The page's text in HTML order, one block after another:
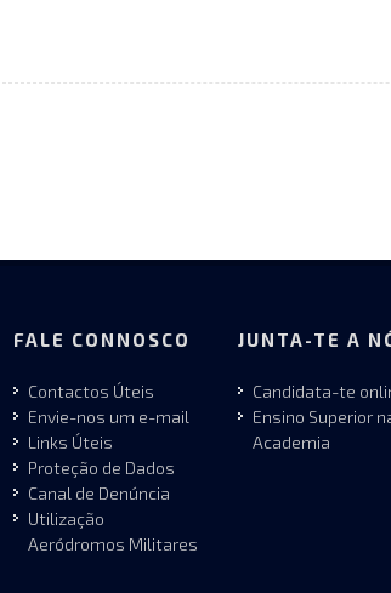
FALE CONNOSCO
Contactos Úteis
Envie-nos um e-mail
Links Úteis
Proteção de Dados
Canal de Denúncia
Utilização
Aeródromos Militares
JUNTA-TE A
Candidata-te
Ensino Superior
Academia